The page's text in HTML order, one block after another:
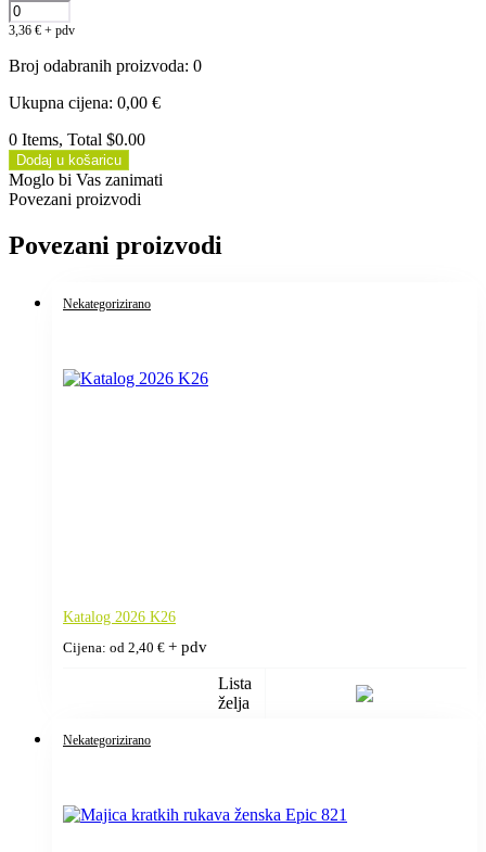
3,36 € + pdv
Broj odabranih proizvoda: 0
Ukupna cijena: 0,00 €
0 Items, Total $0.00
Dodaj u košaricu
Moglo bi Vas zanimati
Povezani proizvodi
Povezani proizvodi
Nekategorizirano
Katalog 2026 K26
Cijena: od 2,40 € + pdv
Lista
želja
Nekategorizirano